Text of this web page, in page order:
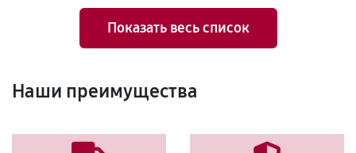
Показать весь список
Наши преимущества